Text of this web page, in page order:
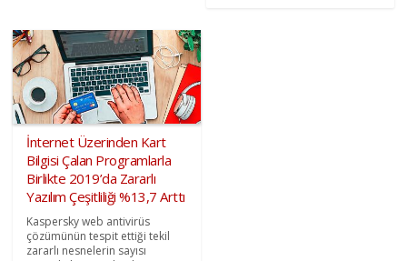
İnternet Üzerinden Kart
Bilgisi Çalan Programlarla
Birlikte 2019’da Zararlı
Yazılım Çeşitliliği %13,7 Arttı
Kaspersky web antivirüs
çözümünün tespit ettiği tekil
zararlı nesnelerin sayısı